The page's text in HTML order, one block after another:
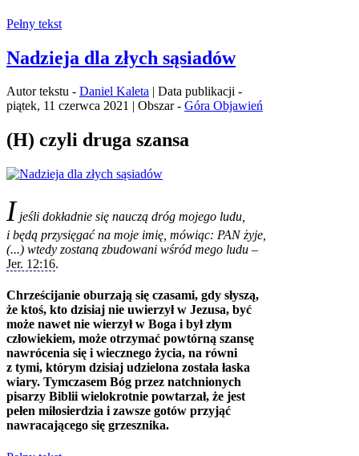
Pełny tekst
Nadzieja dla złych sąsiadów
Autor tekstu - Daniel Kaleta | Data publikacji -
piątek, 11 czerwca 2021 | Obszar - Góra Objawień
(H) czyli druga szansa
I jeśli dokładnie się nauczą dróg mojego ludu,
i będą przysięgać na moje imię, mówiąc: PAN żyje,
(...) wtedy zostaną zbudowani wśród mego ludu –
Jer. 12:16.
Chrześcijanie oburzają się czasami, gdy słyszą,
że ktoś, kto dzisiaj nie uwierzył w Jezusa, być
może nawet nie wierzył w Boga i był złym
człowiekiem, może otrzymać powtórną szansę
nawrócenia się i wiecznego życia, na równi
z tymi, którym dzisiaj udzielona została łaska
wiary. Tymczasem Bóg przez natchnionych
pisarzy Biblii wielokrotnie powtarzał, że jest
pełen miłosierdzia i zawsze gotów przyjąć
nawracającego się grzesznika.